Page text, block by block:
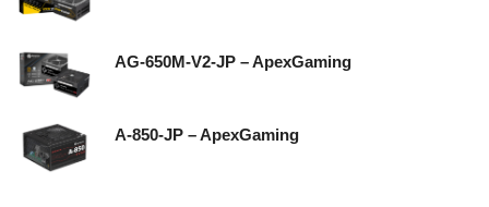
AG-650M-V2-JP – ApexGaming
A-850-JP – ApexGaming